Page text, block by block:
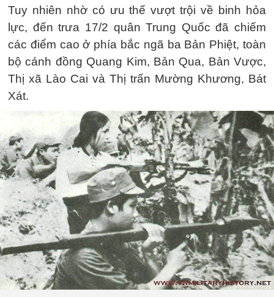
Tuy nhiên nhờ có ưu thế vượt trội về binh hỏa
lực, đến trưa 17/2 quân Trung Quốc đã chiếm
các điểm cao ở phía bắc ngã ba Bản Phiệt, toàn
bộ cánh đồng Quang Kim, Bản Qua, Bản Vược,
Thị xã Lào Cai và Thị trấn Mường Khương, Bát
Xát.